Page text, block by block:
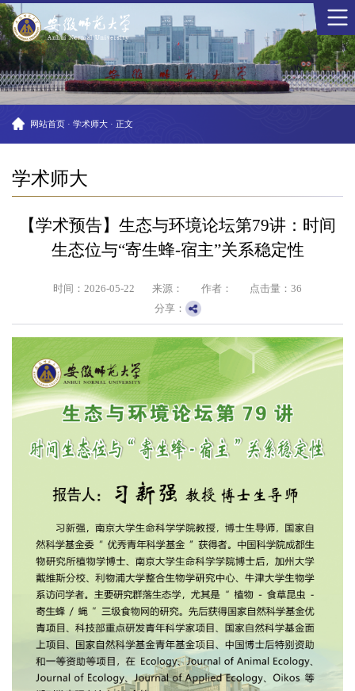
网站首页 · 学术师大 · 正文
学术师大
【学术预告】生态与环境论坛第79讲：时间
生态位与“寄生蜂-宿主”关系稳定性
时间：2026-05-22 来源： 作者： 点击量：36
分享：